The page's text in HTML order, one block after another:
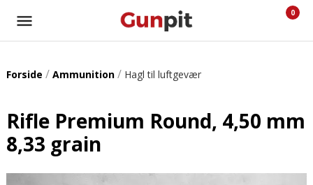
0
Forside / Ammunition/ Hagl til luftgevær
Rifle Premium Round, 4,50 mm
8,33 grain